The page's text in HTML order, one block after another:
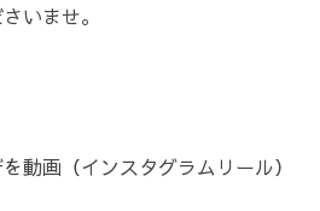
いませ。
動画（インスタグラムリール）